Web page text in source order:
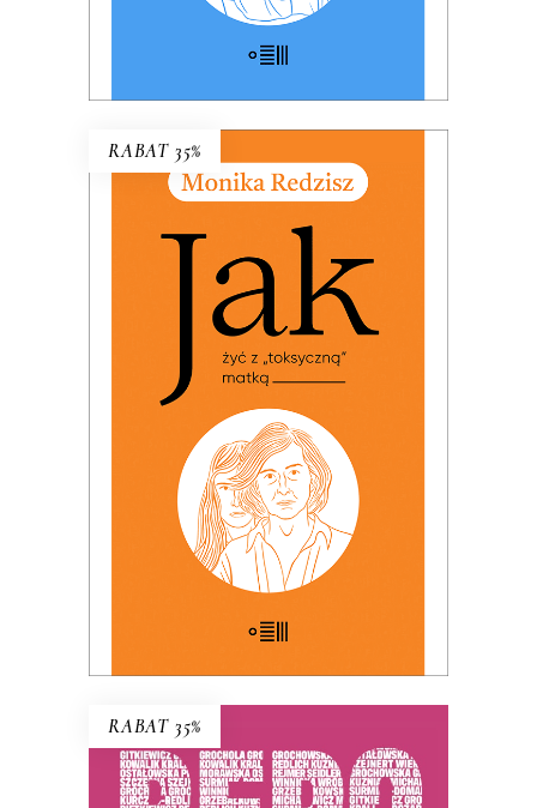
E-BOOK DO KOSZYKA
RABAT 35%
E-BOOK DO KOSZYKA
JAK ŻYĆ Z „TOKSYCZNĄ”
MATKĄ
PREMIERA: 24 listopada 2025
49.99zł 32.49
KSIĄŻKA DO KOSZYKA
RABAT 35%